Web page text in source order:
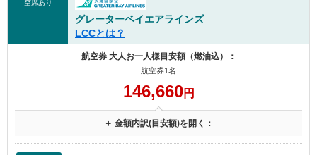
空席あり
グレーターベイエアラインズ
LCCとは？
航空券 大人お一人様目安額（燃油込）：
航空券1名
146,660円
＋ 金額内訳(目安額)を開く：